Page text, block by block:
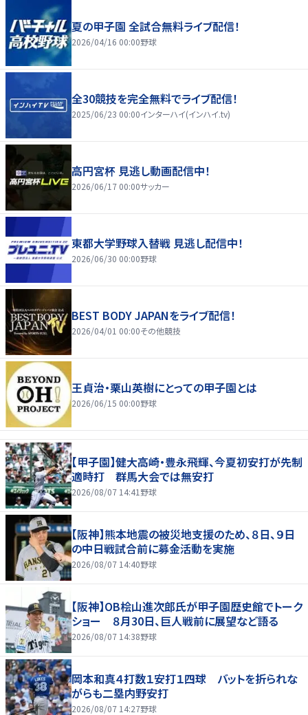
夏の甲子園 全試合無料ライブ配信！
2026/04/16 00:00野球
全30競技を完全無料でライブ配信！
2025/06/23 00:00インターハイ(インハイ.tv)
高円宮杯 見逃し動画配信中！
2026/06/17 00:00サッカー
東都大学野球入替戦 見逃し配信中！
2026/06/30 00:00野球
BEST BODY JAPANをライブ配信！
2026/04/01 00:00その他競技
王貞治・栗山英樹にとっての甲子園とは
2026/06/15 00:00野球
【甲子園】健大高崎・豊永飛輝、今夏初安打が先制
適時打 群馬大会では無安打
2026/08/07 14:41 野球
【阪神】熊本地震の被災地支援のため、８日、９日
の中日戦試合前に募金活動を実施
2026/08/07 14:40野球
【阪神】OB桧山進次郎氏が甲子園歴史館でトーク
ショー ８月30日、巨人戦前に展望など語る
2026/08/07 14:38野球
岡本和真４打数１安打１四球 バットを折られな
がらも二塁内野安打
2026/08/07 14:27野球